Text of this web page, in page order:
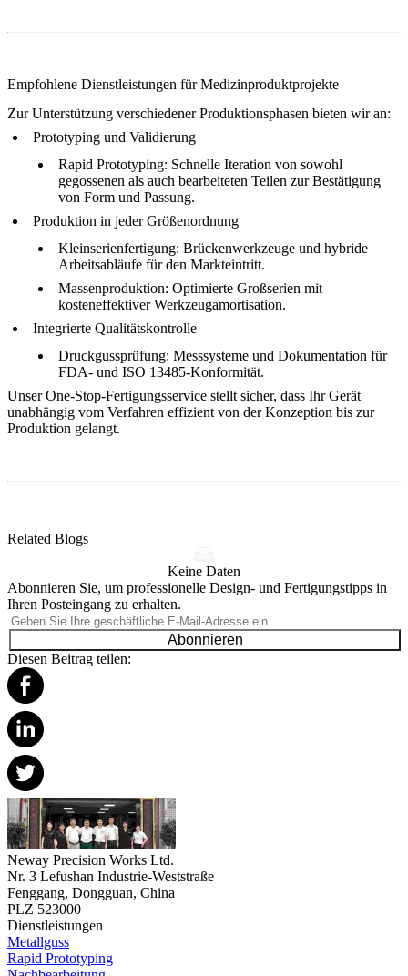
Empfohlene Dienstleistungen für Medizinproduktprojekte
Zur Unterstützung verschiedener Produktionsphasen bieten wir an:
Prototyping und Validierung
Rapid Prototyping: Schnelle Iteration von sowohl
gegossenen als auch bearbeiteten Teilen zur Bestätigung
von Form und Passung.
Produktion in jeder Größenordnung
Kleinserienfertigung: Brückenwerkzeuge und hybride
Arbeitsabläufe für den Markteintritt.
Massenproduktion: Optimierte Großserien mit
kosteneffektiver Werkzeugamortisation.
Integrierte Qualitätskontrolle
Druckgussprüfung: Messsysteme und Dokumentation für
FDA- und ISO 13485-Konformität.
UnserOne-Stop-Fertigungsservice stellt sicher, dass Ihr Gerät
unabhängig vom Verfahren effizient von der Konzeption bis zur
Produktion gelangt.
Related Blogs
Keine Daten
Abonnieren Sie, um professionelle Design- und Fertigungstipps in
Ihren Posteingang zu erhalten.
Abonnieren
Diesen Beitrag teilen:
Neway Precision Works Ltd.
Nr. 3 Lefushan Industrie-Weststraße
Fenggang, Dongguan, China
PLZ 523000
Dienstleistungen
Metallguss
Rapid Prototyping